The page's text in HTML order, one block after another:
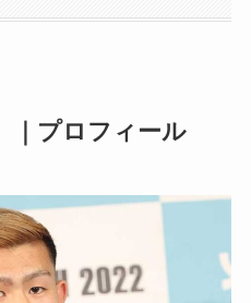
｜プロフィール